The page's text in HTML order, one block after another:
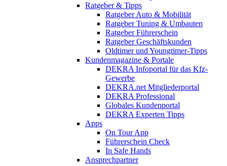
Ratgeber & Tipps
Ratgeber Auto & Mobilität
Ratgeber Tuning & Umbauten
Ratgeber Führerschein
Ratgeber Geschäftskunden
Oldtimer und Youngtimer-Tipps
Kundenmagazine & Portale
DEKRA Infoportal für das Kfz-
Gewerbe
DEKRA.net Mitgliederportal
DEKRA Professional
Globales Kundenportal
DEKRA Experten Tipps
Apps
On Tour App
Führerschein Check
In Safe Hands
Ansprechpartner